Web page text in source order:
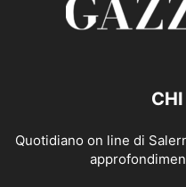
Quotidiano on line di